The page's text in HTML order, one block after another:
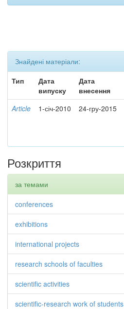
Знайдені матеріали:
Тип
Дата
випуску
Дата
внесення
Article 1-січ-2010 24-гру-2015
Розкриття
за темами
conferences
exhibitions
international projects
research schools of faculties
scientific activities
scientific-research work of students